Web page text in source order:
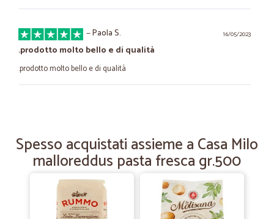
16/05/2023
—Paola S.
.prodotto molto bello e di qualità
.prodotto molto bello e di qualità
La puntualità e correttezza
Alessandro M.
prodotti buonissimi anche x i prodotti…
Spesso acquistati assieme a Casa Milo
malloreddus pasta fresca gr.500